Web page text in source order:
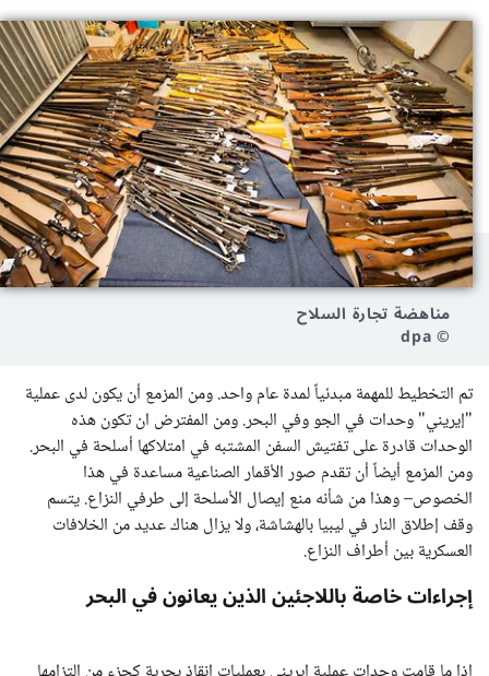
مناهضة تجارة السلاح
© dpa
تم التخطيط للمهمة مبدئياً لمدة عام واحد. ومن المزمع أن يكون لدى عملية
"إيريني" وحدات في الجو وفي البحر. ومن المفترض ان تكون هذه
الوحدات قادرة على تفتيش السفن المشتبه في امتلاكها أسلحة في البحر.
ومن المزمع أيضاً أن تقدم صور الأقمار الصناعية مساعدة في هذا
الخصوص– وهذا من شأنه منع إيصال الأسلحة إلى طرفي النزاع. يتسم
وقف إطلاق النار في ليبيا بالهشاشة، ولا يزال هناك عديد من الخلافات
العسكرية بين أطراف النزاع.
إجراءات خاصة باللاجئين الذين يعانون في البحر